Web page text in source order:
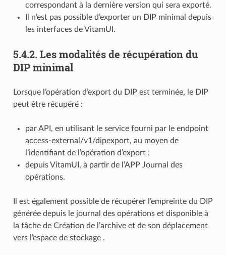
correspondant à la dernière version qui sera exporté.
Il n’est pas possible d’exporter un DIP minimal depuis
les interfaces de VitamUI.
5.4.2. Les modalités de récupération du
DIP minimal
Lorsque l’opération d’export du DIP est terminée, le DIP
peut être récupéré :
par API, en utilisant le service fourni par le endpoint
access-external/v1/dipexport, au moyen de
l’identifiant de l’opération d’export ;
depuis VitamUI, à partir de l’APP Journal des
opérations.
Il est également possible de récupérer l’empreinte du DIP
générée depuis le journal des opérations et disponible à
la tâche de Création de l’archive et de son déplacement
vers l’espace de stockage .